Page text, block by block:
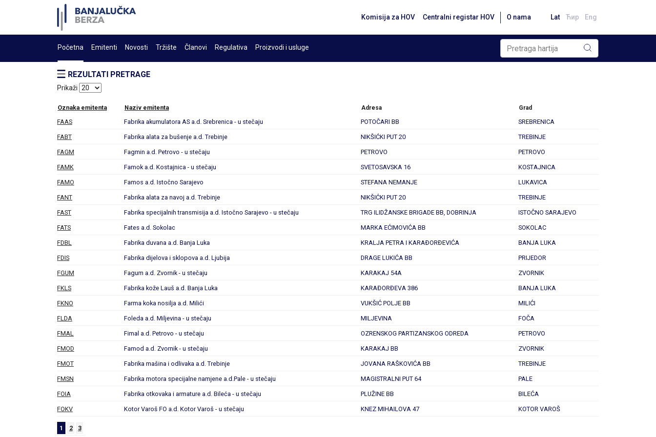
Komisija za HOV Centralni registar HOV O nama Lat Ћир Eng
Početna Emitenti Novosti Tržište Članovi Regulativa Proizvodi i usluge
REZULTATI PRETRAGE
Prikaži
Oznaka emitenta Naziv emitenta Adresa Grad
FAAS Fabrika akumulatora AS a.d. Srebrenica - u stečaju POTOČARI BB SREBRENICA
FABT Fabrika alata za bušenje a.d. Trebinje NIKŠIĆKI PUT 20 TREBINJE
FAGM Fagmin a.d. Petrovo - u stečaju PETROVO PETROVO
FAMK Famok a.d. Kostajnica - u stečaju SVETOSAVSKA 16 KOSTAJNICA
FAMO Famos a.d. Istočno Sarajevo STEFANA NEMANJE LUKAVICA
FANT Fabrika alata za navoj a.d. Trebinje NIKŠIĆKI PUT 20 TREBINJE
FAST Fabrika specijalnih transmisija a.d. Istočno Sarajevo - u stečaju TRG ILIDŽANSKE BRIGADE BB, DOBRINJA ISTOČNO SARAJEVO
FATS Fates a.d. Sokolac MARKA EĆIMOVIĆA BB SOKOLAC
FDBL Fabrika duvana a.d. Banja Luka KRALJA PETRA I KARAĐORĐEVIĆA BANJA LUKA
FDIS Fabrika dijelova i sklopova a.d. Ljubija DRAGE LUKIĆA BB PRIJEDOR
FGUM Fagum a.d. Zvornik - u stečaju KARAKAJ 54A ZVORNIK
FKLS Fabrika kože Lauš a.d. Banja Luka KARAĐORĐEVA 386 BANJA LUKA
FKNO Farma koka nosilja a.d. Milići VUKŠIĆ POLJE BB MILIĆI
FLDA Foleda a.d. Miljevina - u stečaju MILJEVINA FOČA
FMAL Fimal a.d. Petrovo - u stečaju OZRENSKOG PARTIZANSKOG ODREDA PETROVO
FMOD Famod a.d. Zvornik - u stečaju KARAKAJ BB ZVORNIK
FMOT Fabrika mašina i odlivaka a.d. Trebinje JOVANA RAŠKOVIĆA BB TREBINJE
FMSN Fabrika motora specijalne namjene a.d.Pale - u stečaju MAGISTRALNI PUT 64 PALE
FOIA Fabrika otkovaka i armature a.d. Bileća - u stečaju PLUŽINE BB BILEĆA
FOKV Kotor Varoš FO a.d. Kotor Varoš - u stečaju KNEZ MIHAILOVA 47 KOTOR VAROŠ
1 2 3